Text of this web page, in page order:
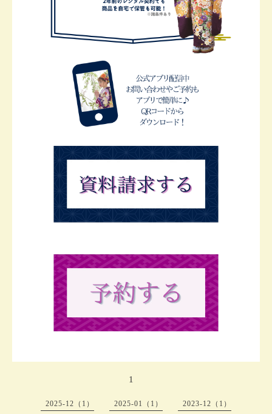
1
2025-12（1） 2025-01（1） 2023-12（1）